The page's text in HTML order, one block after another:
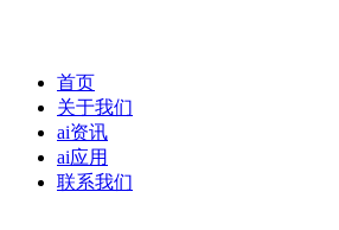
首页
关于我们
ai资讯
ai应用
联系我们